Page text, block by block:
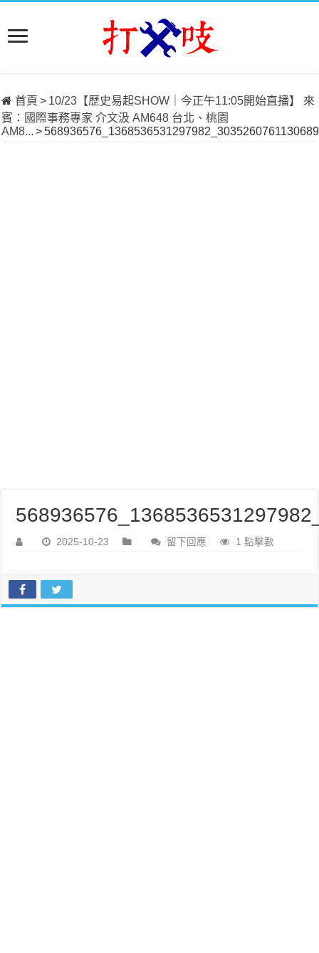
首頁 > 10/23【歷史易起SHOW｜今正午11:05開始直播】 來
賓：國際事務專家 介文汲 AM648 台北、桃園
AM8... >
2025-10-23 留下回應 1 點擊數